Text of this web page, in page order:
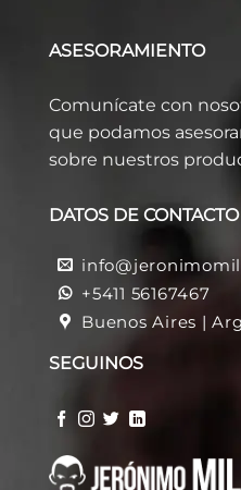
ASESORAMIENTO
Comunícate con
que podamos
sobre nuestros
DATOS DE CONTACTO
+5411 56167467
Buenos Aires |
SEGUINOS